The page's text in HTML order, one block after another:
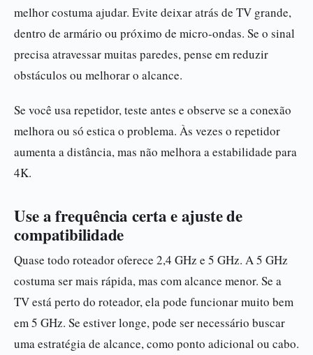
melhor costuma ajudar. Evite deixar atrás de TV grande,
dentro de armário ou próximo de micro-ondas. Se o sinal
precisa atravessar muitas paredes, pense em reduzir
obstáculos ou melhorar o alcance.
Se você usa repetidor, teste antes e observe se a conexão
melhora ou só estica o problema. Às vezes o repetidor
aumenta a distância, mas não melhora a estabilidade para
4K.
Use a frequência certa e ajuste de
compatibilidade
Quase todo roteador oferece 2,4 GHz e 5 GHz. A 5 GHz
costuma ser mais rápida, mas com alcance menor. Se a
TV está perto do roteador, ela pode funcionar muito bem
em 5 GHz. Se estiver longe, pode ser necessário buscar
uma estratégia de alcance, como ponto adicional ou cabo.